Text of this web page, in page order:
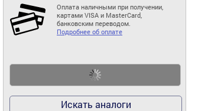
Оплата наличными при получении,
картами VISA и MasterCard,
банковским переводом.
Подробнее об оплате
Искать аналоги